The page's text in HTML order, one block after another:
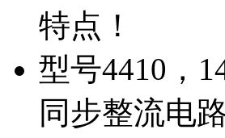
特点！
型号4410，
同步整流电路